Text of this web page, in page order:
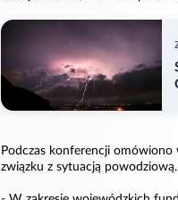
Podczas konferencji
związku z sytuacją powodziową.